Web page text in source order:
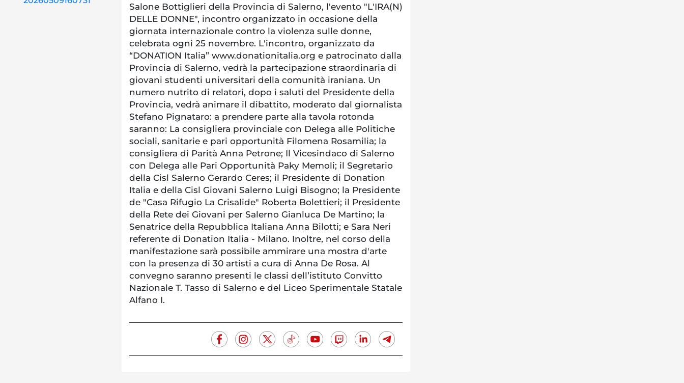
Salone Bottiglieri della Provincia di Salerno, l'evento "L'IRA(N)
DELLE DONNE", incontro organizzato in occasione della
giornata internazionale contro la violenza sulle donne,
celebrata ogni 25 novembre. L'incontro, organizzato da
“DONATION Italia” www.donationitalia.org e patrocinato dalla
Provincia di Salerno, vedrà la partecipazione straordinaria di
giovani studenti universitari della comunità iraniana. Un
numero nutrito di relatori, dopo i saluti del Presidente della
Provincia, vedrà animare il dibattito, moderato dal giornalista
Stefano Pignataro: a prendere parte alla tavola rotonda
saranno: La consigliera provinciale con Delega alle Politiche
sociali, sanitarie e pari opportunità Filomena Rosamilia; la
consigliera di Parità Anna Petrone; Il Vicesindaco di Salerno
con Delega alle Pari Opportunità Paky Memoli; il Segretario
della Cisl Salerno Gerardo Ceres; il Presidente di Donation
Italia e della Cisl Giovani Salerno Luigi Bisogno; la Presidente
de "Casa Rifugio La Crisalide" Roberta Bolettieri; il Presidente
della Rete dei Giovani per Salerno Gianluca De Martino; la
Senatrice della Repubblica Italiana Anna Bilotti; e Sara Neri
referente di Donation Italia - Milano. Inoltre, nel corso della
manifestazione sarà possibile ammirare una mostra d'arte
con la presenza di 30 artisti a cura di Anna De Rosa. Al
convegno saranno presenti le classi dell’istituto Convitto
Nazionale T. Tasso di Salerno e del Liceo Sperimentale Statale
Alfano I.